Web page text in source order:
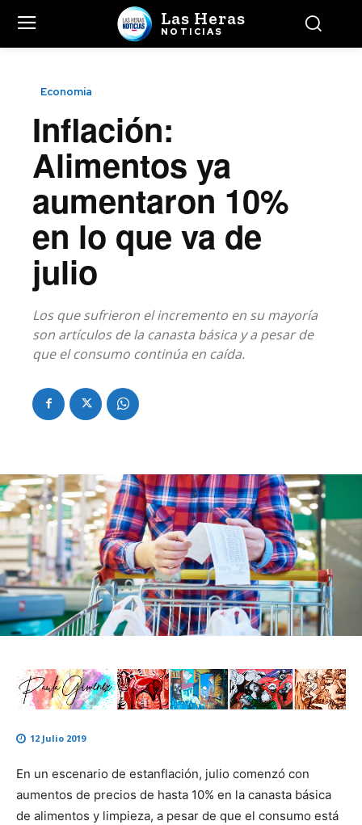
Las Heras
NOTICIAS
Economía
Inflación:
Alimentos ya
aumentaron 10%
en lo que va de
julio
Los que sufrieron el incremento en su mayoría
son artículos de la canasta básica y a pesar de
que el consumo continúa en caída.
12 Julio 2019
En un escenario de estanflación, julio comenzó con
aumentos de precios de hasta 10% en la canasta básica
de alimentos y limpieza, a pesar de que el consumo está